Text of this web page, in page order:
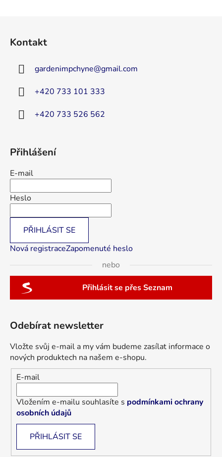
í
s
u
Kontakt
gardenimpchyne@gmail.com
+420 733 101 333
+420 733 526 562
Přihlášení
E-mail
Heslo
PŘIHLÁSIT SE
Nová registraceZapomenuté heslo
nebo
Přihlásit se přes Seznam
Odebírat newsletter
Vložte svůj e-mail a my vám budeme zasílat informace o
nových produktech na našem e-shopu.
E-mail
Vložením e-mailu souhlasíte s podmínkami ochrany
osobních údajů
PŘIHLÁSIT SE